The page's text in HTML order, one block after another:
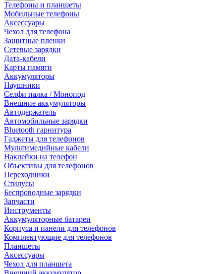
Телефоны и планшеты
Мобильные телефоны
Аксессуары
Чехол для телефона
Защитные пленки
Сетевые зарядки
Дата-кабели
Карты памяти
Аккумуляторы
Наушники
Селфи палка / Монопод
Внешние аккумуляторы
Автодержатель
Автомобильные зарядки
Bluetooth гарнитура
Гаджеты для телефонов
Мультимедийные кабели
Наклейки на телефон
Объективы для телефонов
Переходники
Стилусы
Беспроводные зарядки
Запчасти
Инструменты
Аккумуляторные батареи
Корпуса и панели для телефонов
Комплектующие для телефонов
Планшеты
Аксессуары
Чехол для планшета